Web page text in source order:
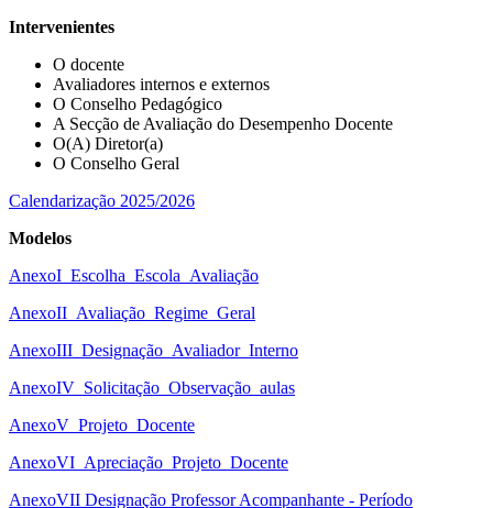
Intervenientes
O docente
Avaliadores internos e externos
O Conselho Pedagógico
A Secção de Avaliação do Desempenho Docente
O(A) Diretor(a)
O Conselho Geral
Calendarização 2025/2026
Modelos
AnexoI_Escolha_Escola_Avaliação
AnexoII_Avaliação_Regime_Geral
AnexoIII_Designação_Avaliador_Interno
AnexoIV_Solicitação_Observação_aulas
AnexoV_Projeto_Docente
AnexoVI_Apreciação_Projeto_Docente
AnexoVII Designação Professor Acompanhante - Período